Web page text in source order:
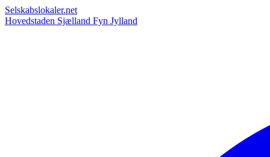
Selskabslokaler.net
Hovedstaden Sjælland Fyn Jylland